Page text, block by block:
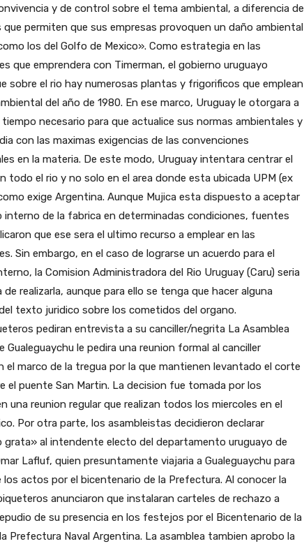
y de control sobre el tema ambiental, a diferencia de
permiten que sus empresas provoquen un daño ambiental
los del Golfo de Mexico». Como estrategia en las
que emprendera con Timerman, el gobierno uruguayo
sobre el rio hay numerosas plantas y frigorificos que emplean
del año de 1980. En ese marco, Uruguay le otorgara a
necesario para que actualice sus normas ambientales y
con las maximas exigencias de las convenciones
en la materia. De este modo, Uruguay intentara centrar el
todo el rio y no solo en el area donde esta ubicada UPM (ex
exige Argentina. Aunque Mujica esta dispuesto a aceptar
interno de la fabrica en determinadas condiciones, fuentes
que ese sera el ultimo recurso a emplear en las
Sin embargo, en el caso de lograrse un acuerdo para el
la Comision Administradora del Rio Uruguay (Caru) seria
de realizarla, aunque para ello se tenga que hacer alguna
texto juridico sobre los cometidos del organo.
pediran entrevista a su canciller/negrita La Asamblea
Gualeguaychu le pedira una reunion formal al canciller
el marco de la tregua por la que mantienen levantado el corte
el puente San Martin. La decision fue tomada por los
una reunion regular que realizan todos los miercoles en el
Por otra parte, los asambleistas decidieron declarar
grata» al intendente electo del departamento uruguayo de
Lafluf, quien presuntamente viajaria a Gualeguaychu para
los actos por el bicentenario de la Prefectura. Al conocer la
anunciaron que instalaran carteles de rechazo a
de su presencia en los festejos por el Bicentenario de la
Prefectura Naval Argentina. La asamblea tambien aprobo la